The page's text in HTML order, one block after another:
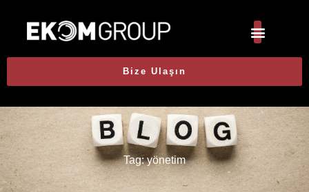
Bize Ulaşın
Tag: yönetim